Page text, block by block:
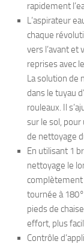
rapidement
L’aspirateur
chaque
vers l’avant et
reprises avec
La solution de
dans le tuyau
rouleaux. Il
sur le sol,
de nettoyage
En utilisant 1
nettoyage le
complètement
tournée à
pieds de
effort, plus
Contrôle